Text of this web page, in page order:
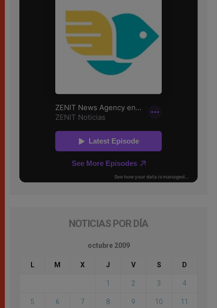
NOTICIAS POR DÍA
octubre 2009
L M X J V S D
1 2 3 4
5 6 7 8 9 10 11